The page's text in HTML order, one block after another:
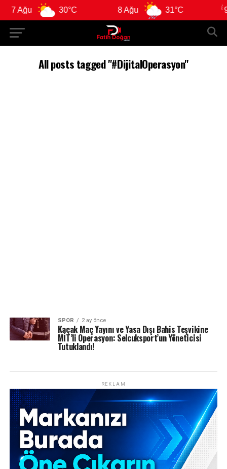
7 Ağu 30°C 8 Ağu 31°C 9
All posts tagged "#DijitalOperasyon"
SPOR 2 ay önce
Kaçak Maç Yayını ve Yasa Dışı Bahis Teşvikine
MİT’li Operasyon: Selcuksport’un Yöneticisi
Tutuklandı!
REKLAM